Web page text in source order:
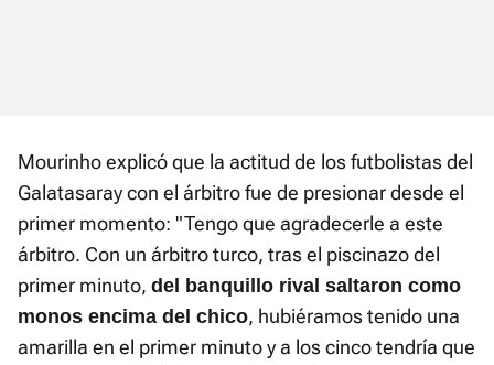
Mourinho explicó que la actitud de los futbolistas del
Galatasaray con el árbitro fue de presionar desde el
primer momento: "Tengo que agradecerle a este
árbitro. Con un árbitro turco, tras el piscinazo del
primer minuto, del banquillo rival saltaron como
monos encima del chico, hubiéramos tenido una
amarilla en el primer minuto y a los cinco tendría que